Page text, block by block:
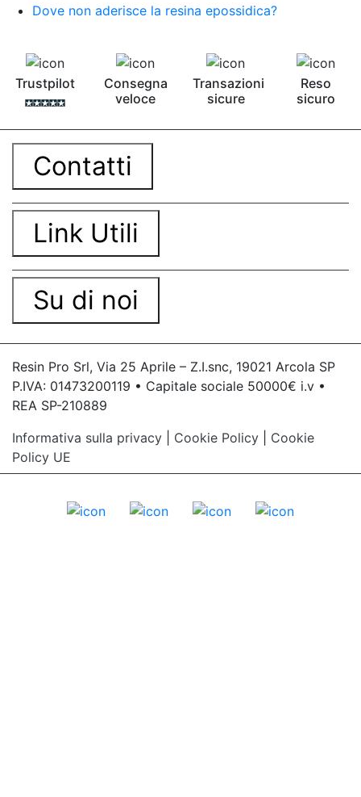
Dove non aderisce la resina epossidica?
Trustpilot
Consegna
veloce
Transazioni
sicure
Reso
sicuro
Contatti
Link Utili
Su di noi
Resin Pro Srl, Via 25 Aprile – Z.I.snc, 19021 Arcola SP
P.IVA: 01473200119 • Capitale sociale 50000€ i.v •
REA SP-210889
Informativa sulla privacy
Cookie Policy
Cookie
Policy UE